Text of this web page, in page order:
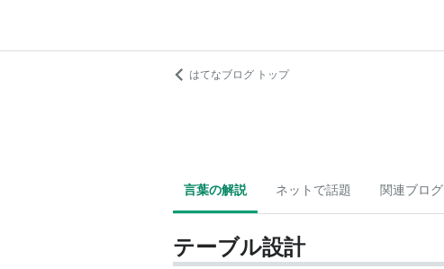
はてなブログ トップ
言葉の解説 ネットで話題 関連ブログ
テーブル設計